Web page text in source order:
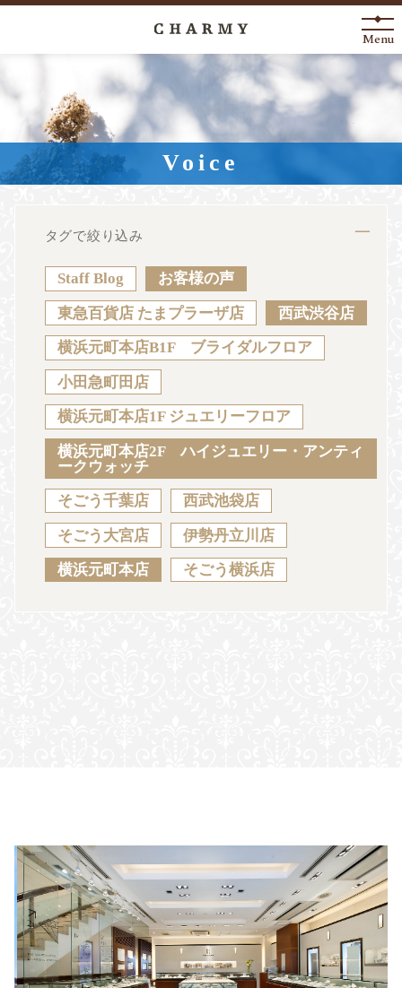
New Arrival
About
Engagement Ring
Anniversary
News Blog
Sustainability Voice Catalog
JA EN CH KO
Menu
Voice
タグで絞り込み
Staff Blog お客様の声
東急百貨店 たまプラーザ店 西武渋谷店
横浜元町本店B1F ブライダルフロア
小田急町田店
横浜元町本店1F ジュエリーフロア
横浜元町本店2F ハイジュエリー・アンティ
ークウォッチ
そごう千葉店 西武池袋店
そごう大宮店 伊勢丹立川店
横浜元町本店 そごう横浜店